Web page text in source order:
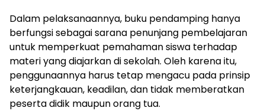
Dalam pelaksanaannya, buku pendamping hanya
berfungsi sebagai sarana penunjang pembelajaran
untuk memperkuat pemahaman siswa terhadap
materi yang diajarkan di sekolah. Oleh karena itu,
penggunaannya harus tetap mengacu pada prinsip
keterjangkauan, keadilan, dan tidak memberatkan
peserta didik maupun orang tua.